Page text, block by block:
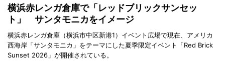
横浜赤レンガ倉庫で「レッドブリックサンセッ
ト」 サンタモニカをイメージ
横浜赤レンガ倉庫（横浜市中区新港1）イベント広場で現在、アメリカ
西海岸「サンタモニカ」をテーマにした夏季限定イベント「Red Brick
Sunset 2026」が開催されている。